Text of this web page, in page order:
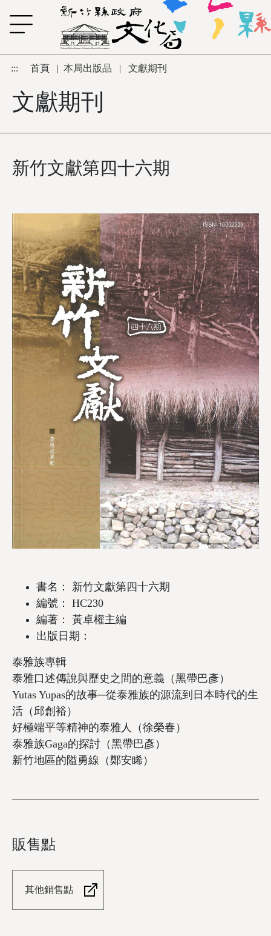
跳到主要內容區塊
::: 首頁 | 本局出版品 | 文獻期刊
文獻期刊
新竹文獻第四十六期
書名： 新竹文獻第四十六期
編號： HC230
編著： 黃卓權主編
出版日期：
泰雅族專輯
泰雅口述傳說與歷史之間的意義（黑帶巴彥）
Yutas Yupas的故事─從泰雅族的源流到日本時代的生
活（邱創裕）
好極端平等精神的泰雅人（徐榮春）
泰雅族Gaga的探討（黑帶巴彥）
新竹地區的隘勇線（鄭安睎）
販售點
其他銷售點